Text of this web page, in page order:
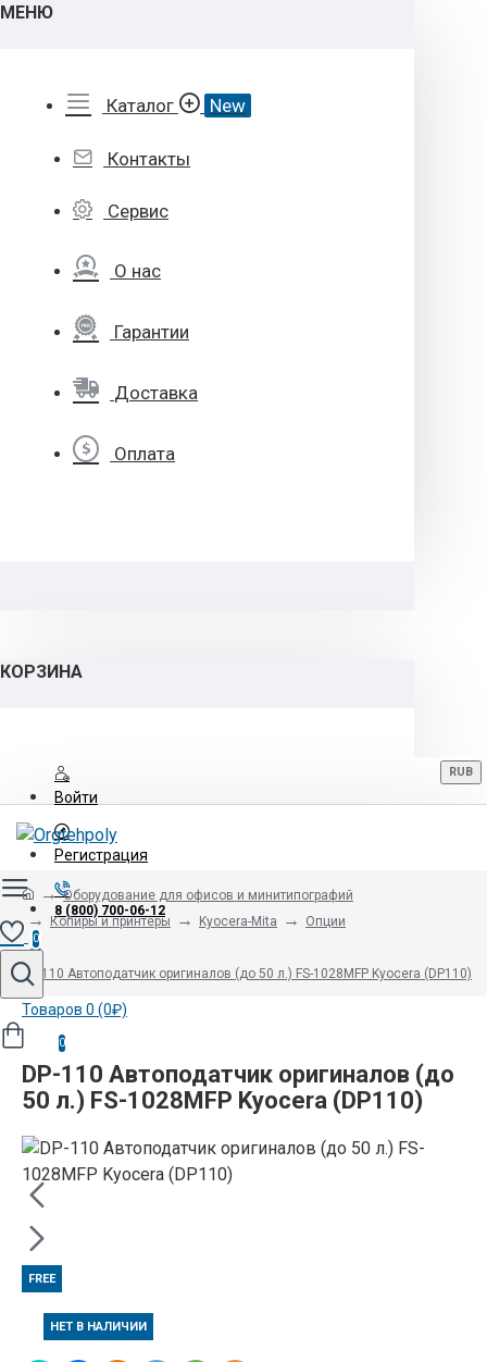
МЕНЮ
Каталог New
Контакты
Сервис
О нас
Гарантии
Доставка
Оплата
КОРЗИНА
Войти
Регистрация
8 (800) 700-06-12
RUB
0
Товаров 0 (0₽)
0
Оборудование для офисов и минитипографий
Копиры и принтеры
Kyocera-Mita Опции
DP-110 Автоподатчик оригиналов (до 50 л.) FS-1028MFP Kyocera (DP110)
DP-110 Автоподатчик оригиналов (до
50 л.) FS-1028MFP Kyocera (DP110)
FREE
НЕТ В НАЛИЧИИ